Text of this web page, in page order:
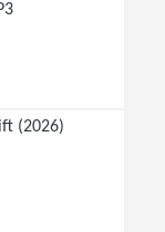
(2026)